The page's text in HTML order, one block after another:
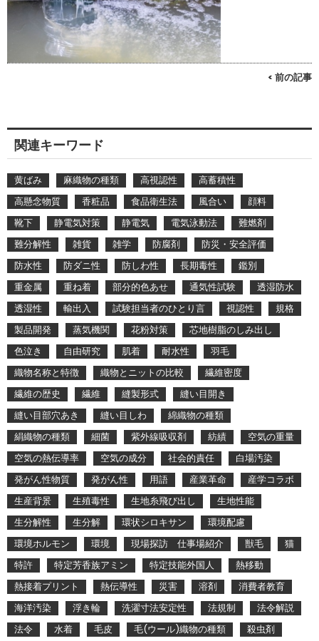
< 前の記事
関連キーワード
黄ばみ 麻織物の種類 高視認性
高蓄積性
高懸念物質
香粧品 食品衛生法 風合い
顔料
靴下
静電気対策 静電気 電気泳動法
難燃剤
難分解性
雑貨 雑学 防腐剤
防災・安全評価
防水性
防ダニ性 防しわ性 長期毒性
鑑別
重金属
重ね着 部分的色あせ 通気性試験
透湿防水
透湿性
輸出入 試験担当者のひとり言 視認性
規格
製品開発
蒸気機関 花粉対策
芯地樹脂のしみ出し
色泣き
自由研究 肌着 耐水性
羽毛
織物名称と特徴
織物とニットの比較
繊維密度
繊維の歴史
繊維 縫製形式
縫い目開き
縫い目部穴あき
縫い目しわ
綿織物の種類
絹織物の種類
細菌 紫外線吸収剤 紡績
空気の重量
空気の熱伝導率
空気の成分 社会的責任
白場汚染
発がん性物質
発がん性 用語 産業革命
産学コラボ
生産背景
生殖毒性 生地糸飛び出し
生地性能
生分解性
生分解 環状シロキサン
環境配慮
環境ホルモン
環境 現場探訪 仕事場紹介 獣毛
猫
特許
特定芳香族アミン 特定技能外国人
熱移動
熱接着プリント
熱伝導性 災害 溶剤
消費者教育
海洋汚染
浮き輪 洗濯寸法安定性 法規制
法令解説
法令
水着 毛皮 毛(ウール)織物の種類
殺虫剤